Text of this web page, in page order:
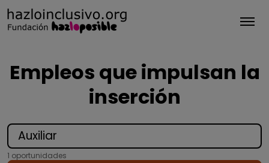
Empleos que impulsan la
inserción
1 oportunidades